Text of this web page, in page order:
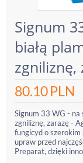
Signum
białą
zgniliznę,
80.10PLN
Signum 33 WG - na
zgniliznę, zarazę -
fungicyd o szerokim
upraw przed
Preparat, dzięki